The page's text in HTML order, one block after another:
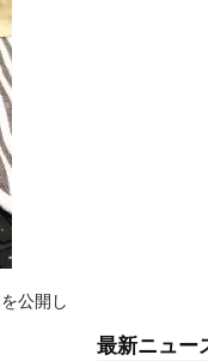
公開し
最新ニュー